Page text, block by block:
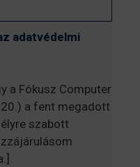
adatvédelmi
a Fókusz Computer
a fent megadott
szabott